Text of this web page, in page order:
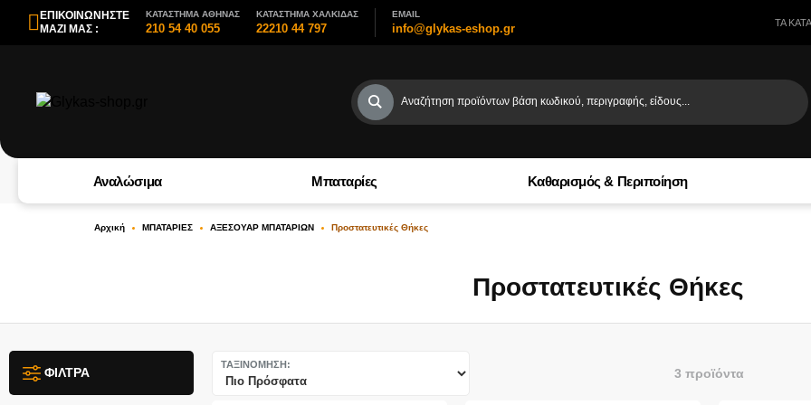
ΕΠΙΚΟΙΝΩΝΗΣΤΕ
ΜΑΖΙ ΜΑΣ :
ΚΑΤΑΣΤΗΜΑ ΑΘΗΝΑΣ
210 54 40 055
ΚΑΤΑΣΤΗΜΑ ΧΑΛΚΙΔΑΣ
22210 44 797
EMAIL
info@glykas-eshop.gr ΤΑ
Αναζήτηση προϊόντων βάση κωδικού, περιγραφής, είδους...
Αναλώσιμα Μπαταρίες Καθαρισμός & Περιποίηση
Αρχική ΜΠΑΤΑΡΙΕΣ ΑΞΕΣΟΥΑΡ ΜΠΑΤΑΡΙΩΝ Προστατευτικές Θήκες
Προστατευτικές Θήκες
ΦΙΛΤΡΑ
ΤΑΞΙΝΟΜΗΣΗ:
3 προϊόντα